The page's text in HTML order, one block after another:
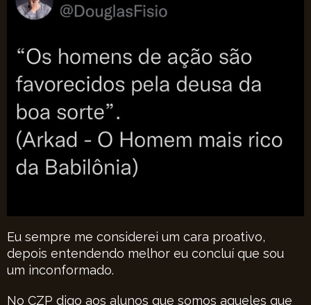
Eu sempre me considerei um cara proativo,
depois entendendo melhor eu concluí que sou
um inconformado.
No CZP digo aos alunos que somos aqueles que